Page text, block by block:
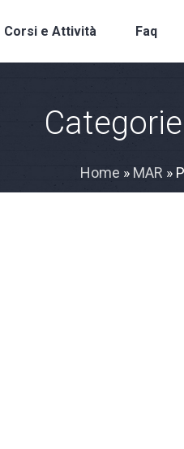
Corsi e Attività Faq
Home » MAR »